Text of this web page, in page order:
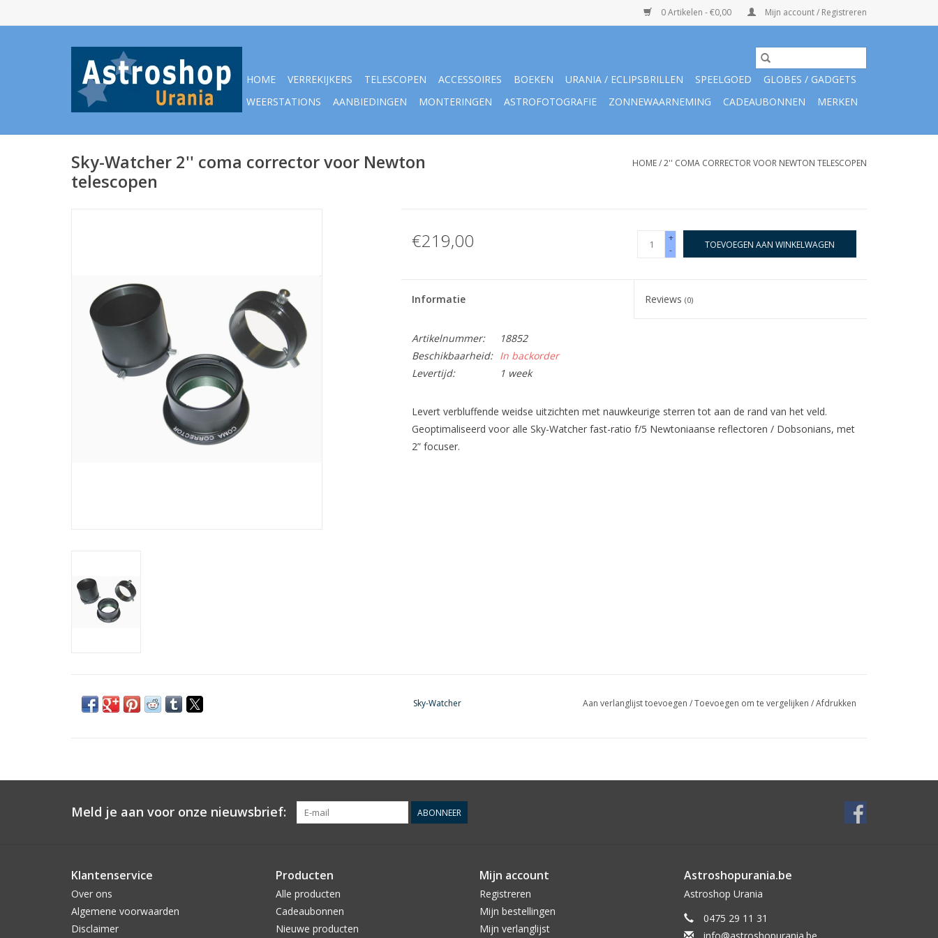
0 Artikelen - €0,00 Mijn account / Registreren
HOME VERREKIJKERS TELESCOPEN ACCESSOIRES BOEKEN URANIA / ECLIPSBRILLEN SPEELGOED
GLOBES / GADGETS
WEERSTATIONS
AANBIEDINGEN MONTERINGEN ASTROFOTOGRAFIE ZONNEWAARNEMING CADEAUBONNEN MERKEN
Sky-Watcher 2'' coma corrector voor Newton
telescopen
HOME/2'' COMA CORRECTOR VOOR NEWTON TELESCOPEN
€219,00
+
-
TOEVOEGEN AAN WINKELWAGEN
Informatie Reviews(0)
Artikelnummer:
18852
Beschikbaarheid:
In backorder
Levertijd:
1 week
Levert verbluffende weidse uitzichten met nauwkeurige sterren tot aan de rand van het veld.
Geoptimaliseerd voor alle Sky-Watcher fast-ratio f/5 Newtoniaanse reflectoren / Dobsonians, met
2” focuser.
Sky-Watcher Aan verlanglijst toevoegen /Toevoegen om te vergelijken /Afdrukken
Meld je aan voor onze nieuwsbrief: ABONNEER
Klantenservice
Over ons
Algemene voorwaarden
Disclaimer
Producten
Alle producten
Cadeaubonnen
Nieuwe producten
Mijn account
Registreren
Mijn bestellingen
Mijn verlanglijst
Astroshopurania.be
Astroshop Urania
0475 29 11 31
info@astroshopurania.be